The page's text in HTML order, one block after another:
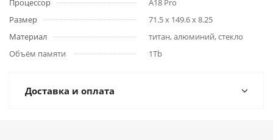
Процессор
A18 Pro
Размер
71.5 x 149.6 x 8.25
Материал
титан, алюминий, стекло
Объём памяти
1Tb
Доставка и оплата